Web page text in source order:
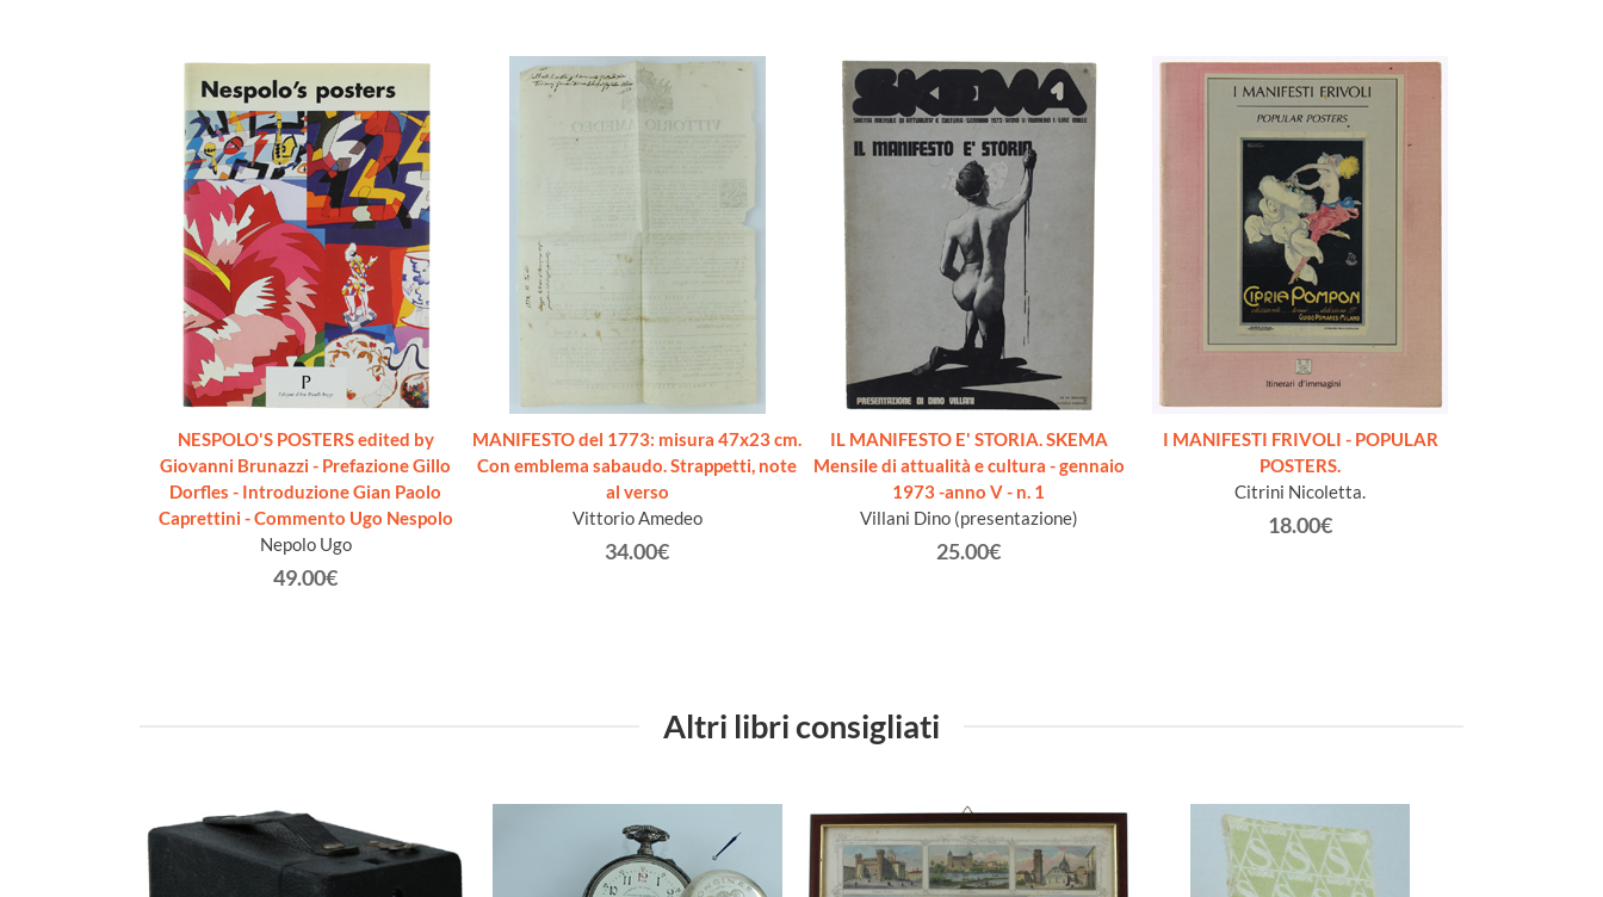
NESPOLO'S POSTERS edited by
Giovanni Brunazzi - Prefazione Gillo
Dorfles - Introduzione Gian Paolo
Caprettini - Commento Ugo Nespolo
Nepolo Ugo
49.00€
MANIFESTO del 1773: misura 47x23 cm.
Con emblema sabaudo. Strappetti, note
al verso
Vittorio Amedeo
34.00€
IL MANIFESTO E' STORIA. SKEMA
Mensile di attualità e cultura - gennaio
1973 -anno V - n. 1
Villani Dino (presentazione)
25.00€
I MANIFESTI FRIVOLI - POPULAR
POSTERS.
Citrini Nicoletta.
18.00€
Altri libri consigliati